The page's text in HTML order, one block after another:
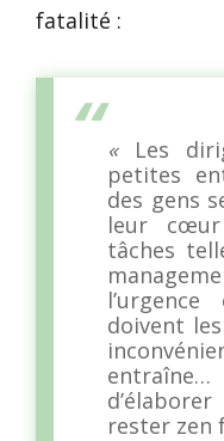
fatalité :
« Les
petites
des gens
leur cœur
tâches
doivent
rester zen